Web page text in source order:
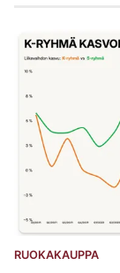
RUOKAKAUPPA